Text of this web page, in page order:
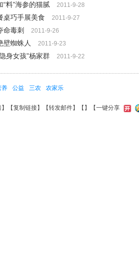
“料”海参的猫腻
2011-9-28
桌巧手展美食 2011-9-27
命毒刺 2011-9-26
壁蜘蛛人 2011-9-23
身女孩”杨家群 2011-9-22
养 公益 三农 农家乐
】【复制链接】【转发邮件】【 】 【一键分享